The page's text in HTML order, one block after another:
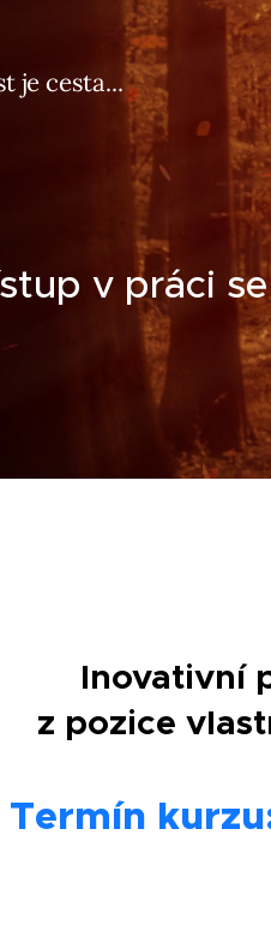
jecesta...
v práci
Inovativní
z pozice
Termín